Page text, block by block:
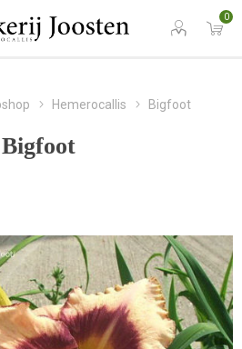
0
Hemerocallis Bigfoot
Bigfoot